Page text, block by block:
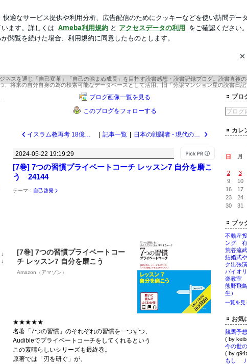
年22年目 武道場主 兼 投資会社・コンサル会社 オーナー社長 兼 グロービス経営
まる夏の朝
年22年目 武道場主 兼 投資会社・コンサ
長 兼 グロービス経営大学院准教授
ネスを通じ「自己変革」「自己の弛まぬ成長」を目指す読書感想・読書記録ブログ。読書直後
、将来の自分自身の為の検索可能なデータベースとして活用。旧「分譲マンション屋の読書日記
↓
↓
ブログ画像一覧を見る
このブログをフォローする
イスラム教再考 18億人が信仰する世界宗教の実相/飯山陽 24145 記事一覧 日本の戦闘者 - 現代のサムライは決してグローバリズムに屈せず/荒谷卓 24143
2024-05-22 19:19:29
[7巻] 7つの習慣プライベートコーチ レッスン7 自分を磨こ
う 24144
テーマ： 自己啓発
[7巻] 7つの習慣プライベートコー
チ レッスン7 自分を磨こう
Amazon（アマゾン）
★★★★★
名著「7つの習慣」のそれぞれの習慣を一つずつ、
Audibleでプライベートコーチをしてくれるという
この素晴らしいシリーズも最終巻。
原著では「刃を研ぐ」が、
ブロ
カレ
日
月
2
3
9
10
16
17
23
24
30
31
ブッ
不動産
ング 有
荒谷流
結婚式
ク出張
バイオ
楽教室
熊野飛
生）
一覧を見
お気
( by
( by